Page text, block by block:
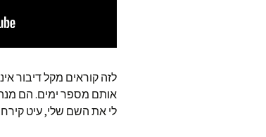
לזה קוראים מקל דיבור
אותם מספר ימים. הם
לי את השם שלי, עיט